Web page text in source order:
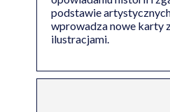
podstawie
wprowadza nowe karty
ilustracjami.